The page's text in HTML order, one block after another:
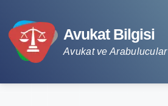
Avukat Bilgisi
Avukat ve Arabulucular